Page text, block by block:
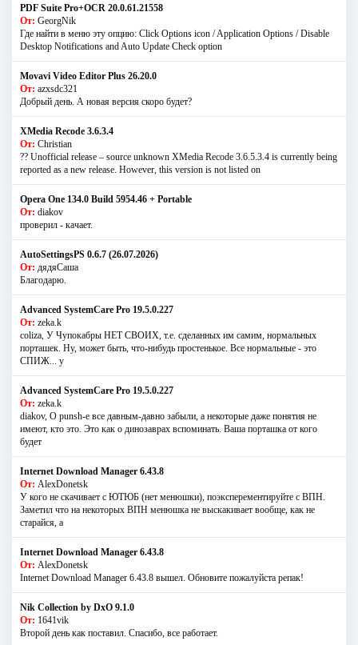
PDF Suite Pro+OCR 20.0.61.21558
От: GeorgNik
Где найти в меню эту опцию: Click Options icon / Application Options / Disable
Desktop Notifications and Auto Update Check option
Movavi Video Editor Plus 26.20.0
От: azxsdc321
Добрый день. А новая версия скоро будет?
XMedia Recode 3.6.3.4
От: Christian
?? Unofficial release – source unknown XMedia Recode 3.6.5.3.4 is currently being
reported as a new release. However, this version is not listed on
Opera One 134.0 Build 5954.46 + Portable
От: diakov
проверил - качает.
AutoSettingsPS 0.6.7 (26.07.2026)
От: дядяСаша
Благодарю.
Advanced SystemCare Pro 19.5.0.227
От: zeka.k
coliza, У Чупокабры НЕТ СВОИХ, т.е. сделанных им самим, нормальных
порташек. Ну, может быть, что-нибудь простенькое. Все нормальные - это
СПИЖ... у
Advanced SystemCare Pro 19.5.0.227
От: zeka.k
diakov, О punsh-е все давным-давно забыли, а некоторые даже понятия не
имеют, кто это. Это как о динозаврах вспоминать. Ваша порташка от кого
будет
Internet Download Manager 6.43.8
От: AlexDonetsk
У кого не скачивает с ЮТЮБ (нет менюшки), поэксперементируйте с ВПН.
Заметил что на некоторых ВПН менюшка не выскакивает вообще, как не
старайся, а
Internet Download Manager 6.43.8
От: AlexDonetsk
Internet Download Manager 6.43.8 вышел. Обновите пожалуйста репак!
Nik Collection by DxO 9.1.0
От: 1641vik
Второй день как поставил. Спасибо, все работает.